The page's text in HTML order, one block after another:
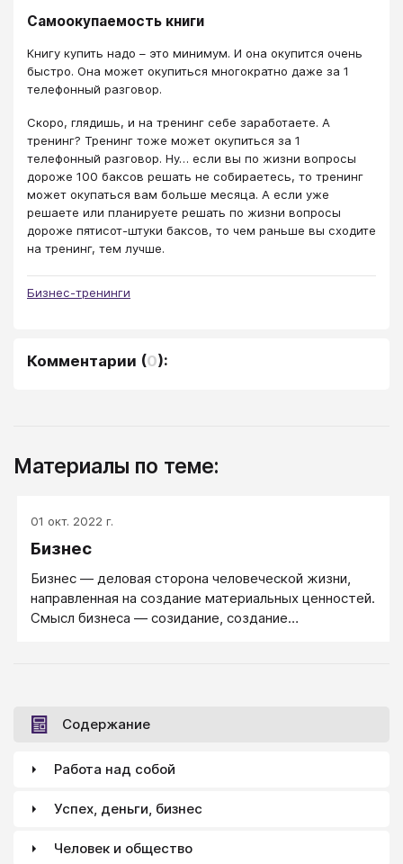
Самоокупаемость книги
Книгу купить надо – это минимум. И она окупится очень
быстро. Она может окупиться многократно даже за 1
телефонный разговор.
Скоро, глядишь, и на тренинг себе заработаете. А
тренинг? Тренинг тоже может окупиться за 1
телефонный разговор. Ну… если вы по жизни вопросы
дороже 100 баксов решать не собираетесь, то тренинг
может окупаться вам больше месяца. А если уже
решаете или планируете решать по жизни вопросы
дороже пятисот-штуки баксов, то чем раньше вы сходите
на тренинг, тем лучше.
Бизнес-тренинги
Комментарии (0):
Материалы по теме:
01 окт. 2022 г.
Бизнес
Бизнес — деловая сторона человеческой жизни,
направленная на создание материальных ценностей.
Смысл бизнеса — созидание, создание
Содержание
Работа над собой
Успех, деньги, бизнес
Человек и общество